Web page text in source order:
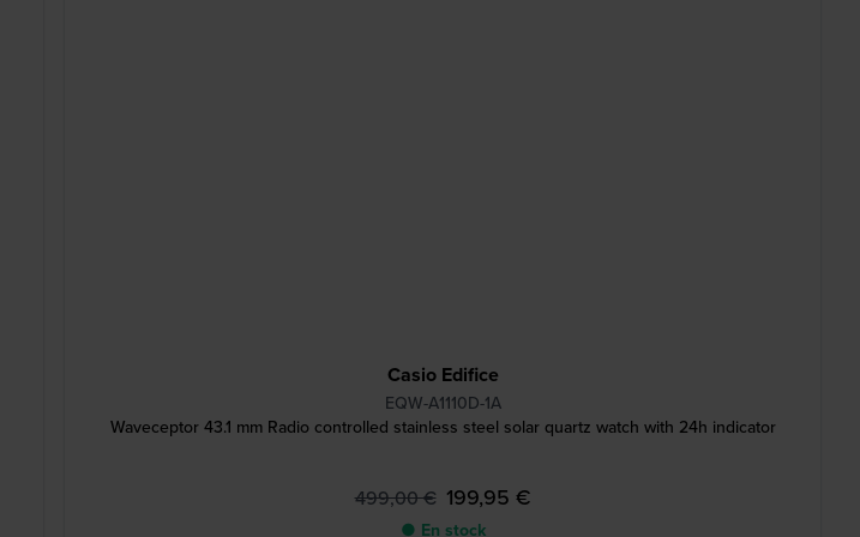
Casio Edifice
EQW-A1110D-1A
Waveceptor 43.1 mm Radio controlled stainless steel solar quartz watch with 24h indicator
499,00 € 199,95 €
● En stock